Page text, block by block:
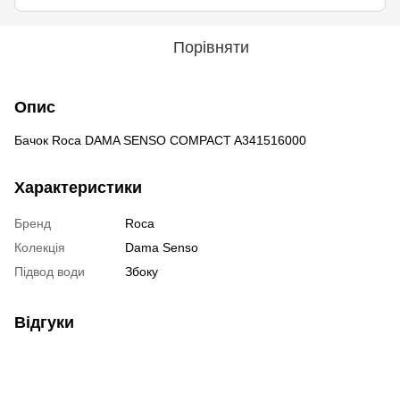
Порівняти
Опис
Бачок Roca DAMA SENSO COMPACT A341516000
Характеристики
Бренд
Roca
Колекція
Dama Senso
Підвод води
Збоку
Відгуки